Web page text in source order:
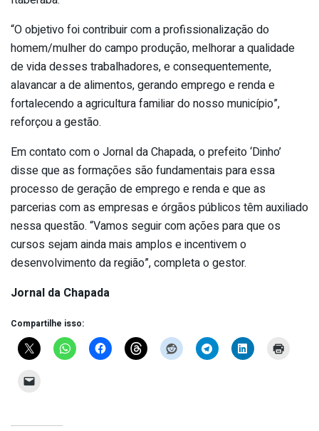
“O objetivo foi contribuir com a profissionalização do
homem/mulher do campo produção, melhorar a qualidade
de vida desses trabalhadores, e consequentemente,
alavancar a de alimentos, gerando emprego e renda e
fortalecendo a agricultura familiar do nosso município”,
reforçou a gestão.
Em contato com o Jornal da Chapada, o prefeito ‘Dinho’
disse que as formações são fundamentais para essa
processo de geração de emprego e renda e que as
parcerias com as empresas e órgãos públicos têm auxiliado
nessa questão. “Vamos seguir com ações para que os
cursos sejam ainda mais amplos e incentivem o
desenvolvimento da região”, completa o gestor.
Jornal da Chapada
Compartilhe isso: